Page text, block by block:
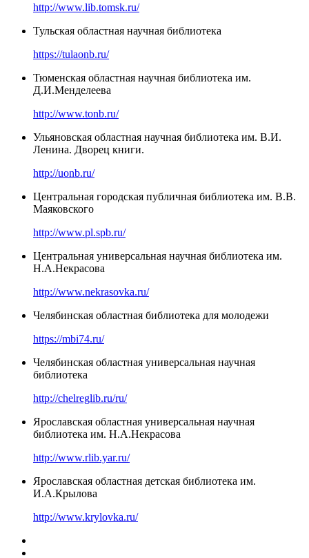
http://www.lib.tomsk.ru/
Тульская областная научная библиотека
https://tulaonb.ru/
Тюменская областная научная библиотека им.
Д.И.Менделеева
http://www.tonb.ru/
Ульяновская областная научная библиотека им. В.И.
Ленина. Дворец книги.
http://uonb.ru/
Центральная городская публичная библиотека им. В.В.
Маяковского
http://www.pl.spb.ru/
Центральная универсальная научная библиотека им.
Н.А.Некрасова
http://www.nekrasovka.ru/
Челябинская областная библиотека для молодежи
https://mbi74.ru/
Челябинская областная универсальная научная
библиотека
http://chelreglib.ru/ru/
Ярославская областная универсальная научная
библиотека им. Н.А.Некрасова
http://www.rlib.yar.ru/
Ярославская областная детская библиотека им.
И.А.Крылова
http://www.krylovka.ru/